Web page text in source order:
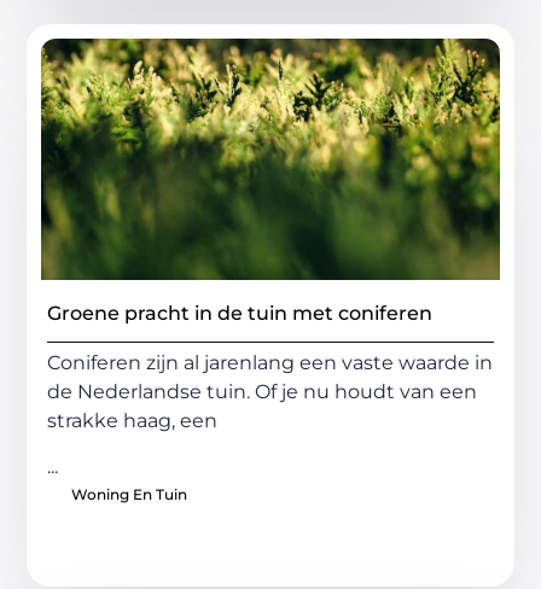
Groene pracht in de tuin met coniferen
Coniferen zijn al jarenlang een vaste waarde in
de Nederlandse tuin. Of je nu houdt van een
strakke haag, een
...
Woning En Tuin